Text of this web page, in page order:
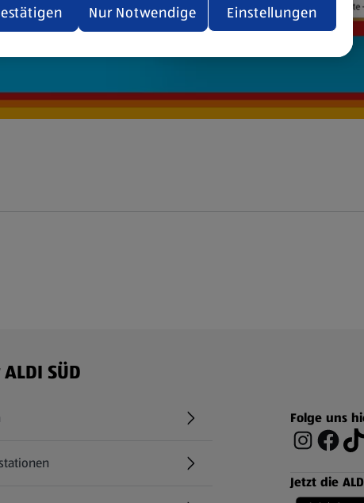
SÜD
Folge uns
Jetzt die
zur Verfügung.
und Datenschutzerklärungen
Einstellungen
Nur Notwendige